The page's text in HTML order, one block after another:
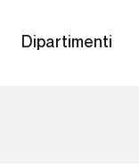
Dipartimenti